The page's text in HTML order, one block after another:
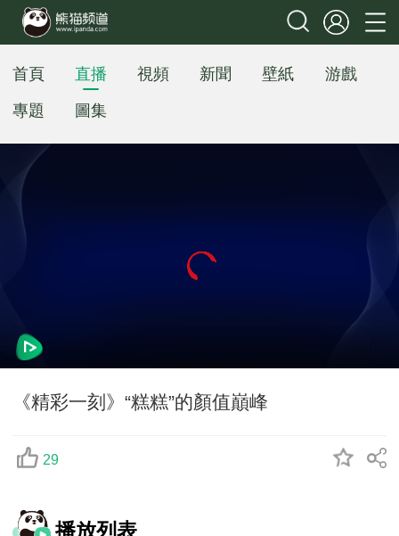
首頁 直播 視頻 新聞 壁紙
游戲
專題
圖集
《精彩一刻》“糕糕”的顏值巔峰
29
播放列表